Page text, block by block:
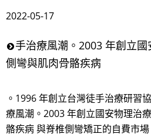
2022-05-17
手治療風潮。2003 年創立
側彎與肌肉骨骼疾病
。1996 年創立台灣徒手治療研習
療風潮。2003 年創立國安物理治
骼疾病 與脊椎側彎矯正的自費市